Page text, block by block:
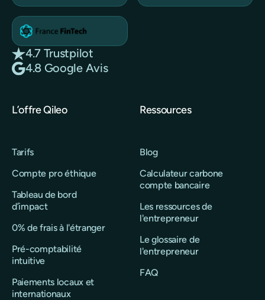
4.7 Trustpilot
4.8 Google Avis
L’offre Qileo
Tarifs
Compte pro éthique
Tableau de bord
d’impact
0% de frais à l'étranger
Pré-comptabilité
intuitive
Paiements locaux et
internationaux
Ressources
Blog
Calculateur carbone
compte bancaire
Les ressources de
l'entrepreneur
Le glossaire de
l'entrepreneur
FAQ